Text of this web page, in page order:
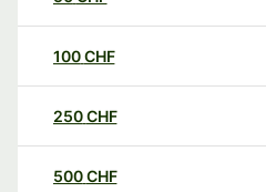
100CHF
250CHF
500CHF